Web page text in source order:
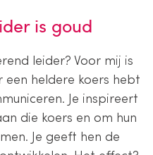
is goud
leider? Voor mij is
een heldere koers hebt
Je inspireert
die koers en om hun
Je geeft hen de